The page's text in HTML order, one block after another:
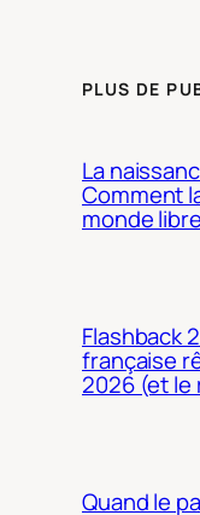
PLUS DE
La
Comment
monde
Flashback
française
2026 (et le
Quand le